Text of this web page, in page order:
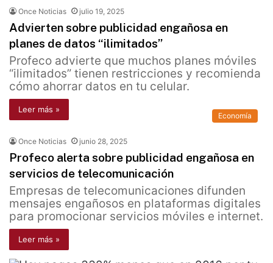
Once Noticias julio 19, 2025
Advierten sobre publicidad engañosa en
planes de datos “ilimitados”
Profeco advierte que muchos planes móviles
“ilimitados” tienen restricciones y recomienda
cómo ahorrar datos en tu celular.
Leer más »
Economía
Once Noticias junio 28, 2025
Profeco alerta sobre publicidad engañosa en
servicios de telecomunicación
Empresas de telecomunicaciones difunden
mensajes engañosos en plataformas digitales
para promocionar servicios móviles e internet.
Leer más »